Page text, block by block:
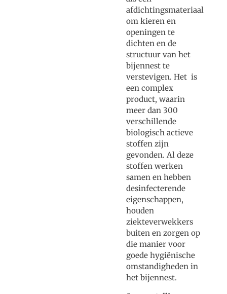
afdichtingsmateriaal
om kieren en
openingen te
dichten en de
structuur van het
bijennest te
verstevigen. Het is
een complex
product, waarin
meer dan 300
verschillende
biologisch actieve
stoffen zijn
gevonden. Al deze
stoffen werken
samen en hebben
desinfecterende
eigenschappen,
houden
ziekteverwekkers
buiten en zorgen op
die manier voor
goede hygiënische
omstandigheden in
het bijennest.